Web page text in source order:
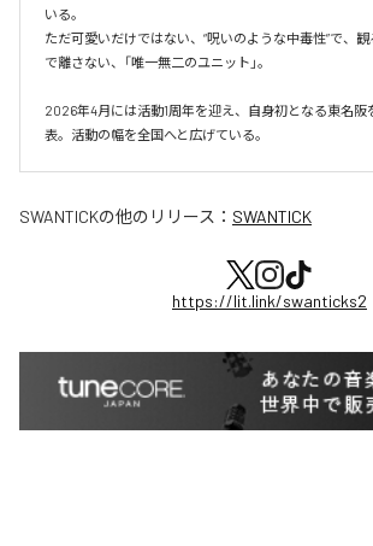
いる。
ただ可愛いだけではない、“呪いのような中毒性”で、
で離さない、「唯一無二のユニット」。
2026年4月には活動1周年を迎え、自身初となる東名阪
表。活動の幅を全国へと広げている。
SWANTICKの他のリリース： SWANTICK
https://lit.link/swanticks2